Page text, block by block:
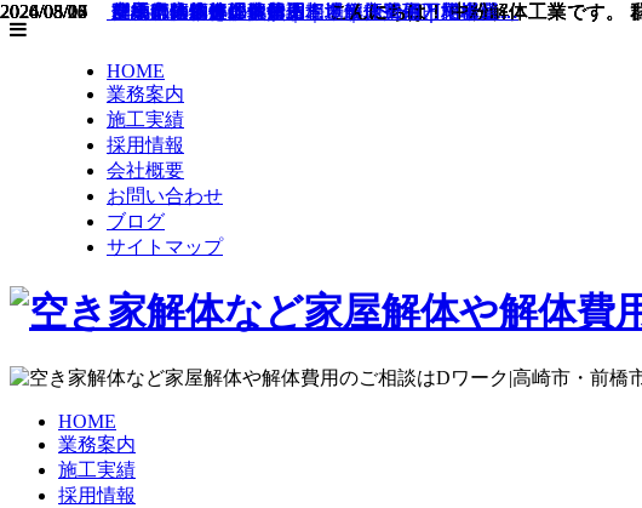
HOME
業務案内
施工実績
採用情報
会社概要
お問い合わせ
ブログ
サイトマップ
HOME
業務案内
施工実績
採用情報
2026/08/07 前橋市の解体工事費用相場｜坪単価と業者選…
2026/08/06 群馬の解体後の地盤調査と改良工事｜相場1…
2026/08/05 群馬の木造解体費用｜坪単価3〜5万円で構…
2026/08/04 群馬の鉄筋コンクリート造解体費用｜坪単価…
2026/08/03 群馬県の木造解体費用｜坪単価3〜5万円と…
2024/05/26 倒壊危険物件の解体工…こんにちは！ 中粉解体工業です。
2024/05/23 安心と信頼を提供する…こんにちは！ 中粉解体工業です。
2024/05/20 建物解体工事から始ま…こんにちは！ 中粉解体工業です。
2024/05/17 産業廃棄物処理と解体…こんにちは！ 中粉解体工業です。